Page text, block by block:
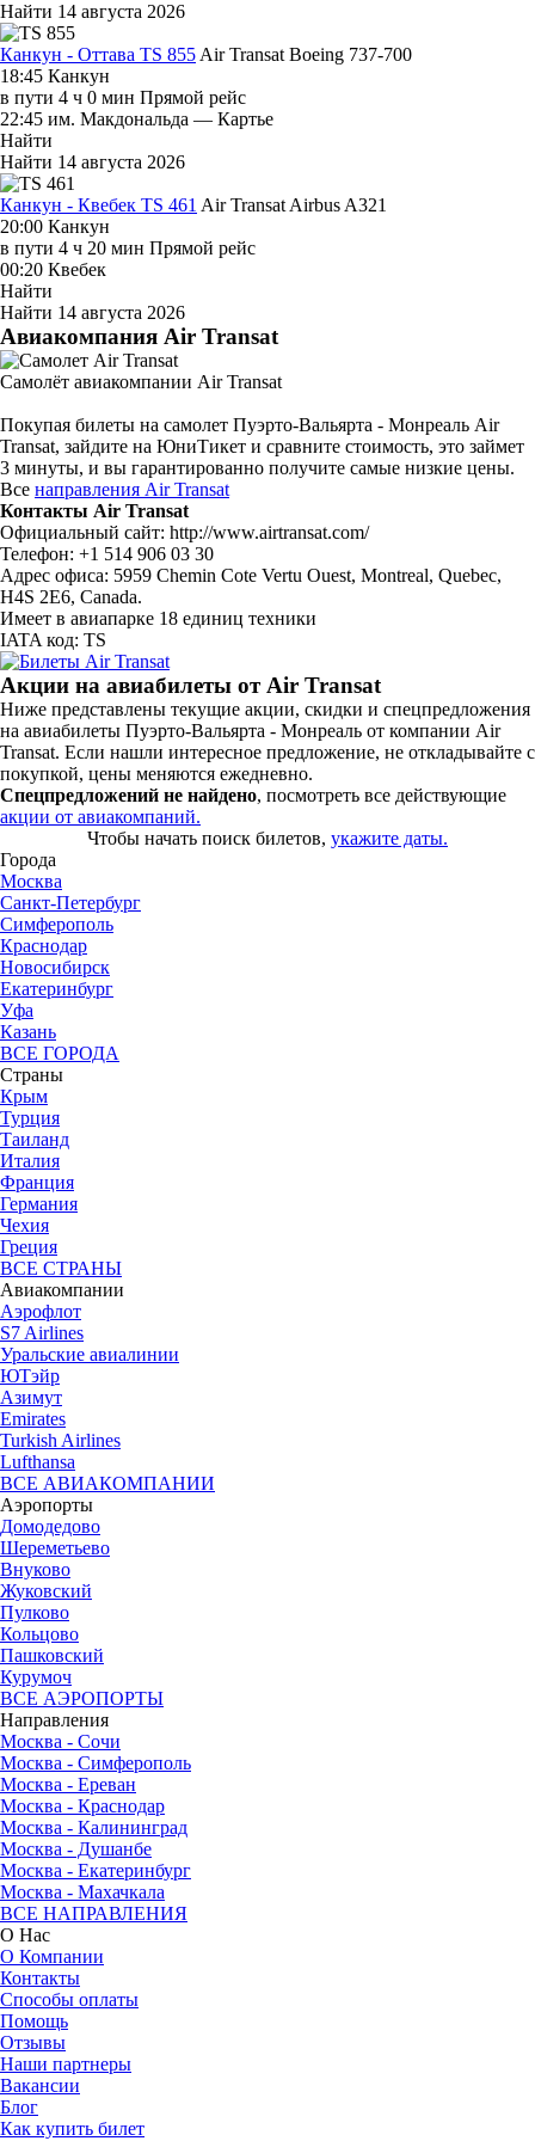
Найти 14 августа 2026
Канкун - Оттава TS 855 Air Transat Boeing 737-700
18:45 Канкун
в пути 4 ч 0 мин Прямой рейс
22:45 им. Макдональда — Картье
Найти
Найти 14 августа 2026
Канкун - Квебек TS 461 Air Transat Airbus A321
20:00 Канкун
в пути 4 ч 20 мин Прямой рейс
00:20 Квебек
Найти
Найти 14 августа 2026
Авиакомпания Air Transat
Самолёт авиакомпании Air Transat
Покупая билеты на самолет Пуэрто-Вальярта - Монреаль Air
Transat, зайдите на ЮниТикет и сравните стоимость, это займет
3 минуты, и вы гарантированно получите самые низкие цены.
Все направления Air Transat
Контакты Air Transat
Официальный сайт: http://www.airtransat.com/
Телефон: +1 514 906 03 30
Адрес офиса: 5959 Chemin Cote Vertu Ouest, Montreal, Quebec,
H4S 2E6, Canada.
Имеет в авиапарке 18 единиц техники
IATA код: TS
Акции на авиабилеты от Air Transat
Ниже представлены текущие акции, скидки и спецпредложения
на авиабилеты Пуэрто-Вальярта - Монреаль от компании Air
Transat. Если нашли интересное предложение, не откладывайте с
покупкой, цены меняются ежедневно.
Спецпредложений не найдено, посмотреть все действующие
акции от авиакомпаний.
Чтобы начать поиск билетов, укажите даты.
Города
Москва
Санкт-Петербург
Симферополь
Краснодар
Новосибирск
Екатеринбург
Уфа
Казань
ВСЕ ГОРОДА
Страны
Крым
Турция
Таиланд
Италия
Франция
Германия
Чехия
Греция
ВСЕ СТРАНЫ
Авиакомпании
Аэрофлот
S7 Airlines
Уральские авиалинии
ЮТэйр
Азимут
Emirates
Turkish Airlines
Lufthansa
ВСЕ АВИАКОМПАНИИ
Аэропорты
Домодедово
Шереметьево
Внуково
Жуковский
Пулково
Кольцово
Пашковский
Курумоч
ВСЕ АЭРОПОРТЫ
Направления
Москва - Сочи
Москва - Симферополь
Москва - Ереван
Москва - Краснодар
Москва - Калининград
Москва - Душанбе
Москва - Екатеринбург
Москва - Махачкала
ВСЕ НАПРАВЛЕНИЯ
О Нас
О Компании
Контакты
Способы оплаты
Помощь
Отзывы
Наши партнеры
Вакансии
Блог
Как купить билет